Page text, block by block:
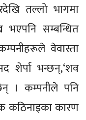
तल्लो भागमा
भएपनि सम्बन्धित
वेवास्ता
शेर्पा भन्छन्,‘शव
। कम्पनीले पनि
कठिनाइका कारण